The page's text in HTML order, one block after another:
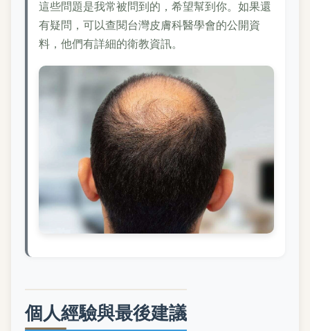
這些問題是我常被問到的，希望幫到你。如果還
有疑問，可以查閱台灣皮膚科醫學會的公開資
料，他們有詳細的衛教資訊。
個人經驗與最後建議